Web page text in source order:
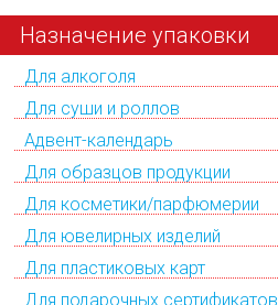
Назначение упаковки
Для алкоголя
Для суши и роллов
Адвент-календарь
Для образцов продукции
Для косметики/парфюмерии
Для ювелирных изделий
Для пластиковых карт
Для подарочных сертификатов